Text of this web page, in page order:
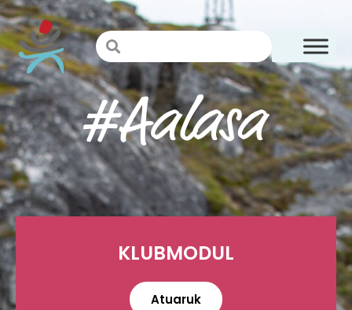
KLUBMODUL
Atuaruk